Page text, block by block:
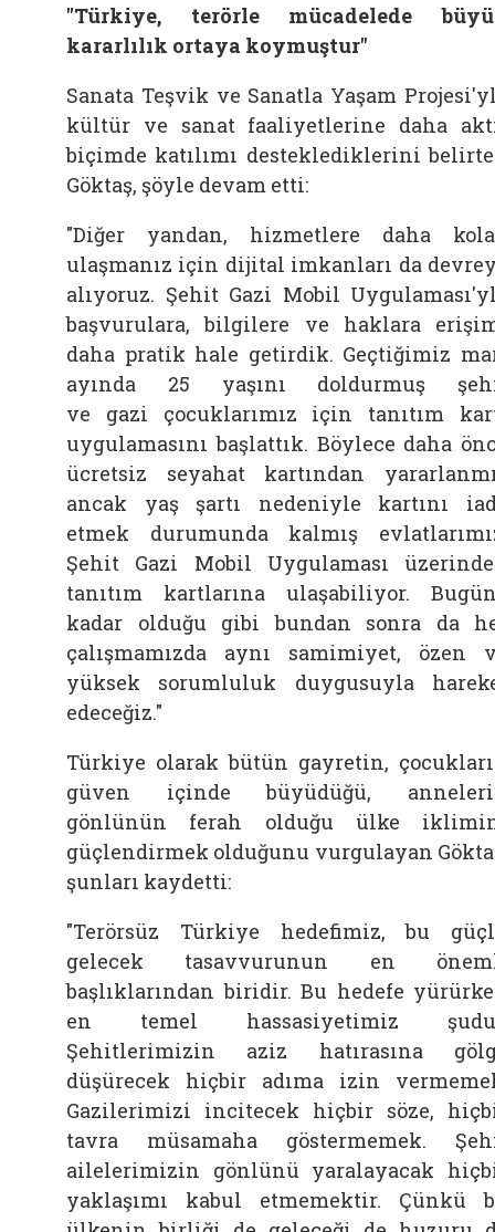
"Türkiye, terörle mücadelede
kararlılık ortaya koymuştur"
Sanata Teşvik ve Sanatla Yaşam
kültür ve sanat faaliyetlerine daha
biçimde katılımı desteklediklerini
Göktaş, şöyle devam etti:
"Diğer yandan, hizmetlere daha
ulaşmanız için dijital imkanları da
alıyoruz. Şehit Gazi Mobil
başvurulara, bilgilere ve haklara
daha pratik hale getirdik. Geçtiğimiz
ayında 25 yaşını doldurmuş
ve
gazi
çocuklarımız için tanıtım
uygulamasını başlattık. Böylece daha
ücretsiz seyahat kartından
ancak yaş şartı nedeniyle kartını
etmek durumunda kalmış
Şehit
Gazi
Mobil Uygulaması
tanıtım kartlarına ulaşabiliyor.
kadar olduğu gibi bundan sonra da
çalışmamızda aynı samimiyet, özen
yüksek sorumluluk duygusuyla
edeceğiz."
Türkiye olarak bütün gayretin,
güven içinde büyüdüğü,
gönlünün ferah olduğu ülke
güçlendirmek olduğunu vurgulayan
şunları kaydetti:
"Terörsüz Türkiye hedefimiz, bu
gelecek tasavvurunun en
başlıklarından biridir. Bu hedefe
en temel hassasiyetimiz
Şehitlerimizin aziz hatırasına
düşürecek hiçbir adıma izin
Gazilerimizi incitecek hiçbir söze,
tavra müsamaha göstermemek.
ailelerimizin gönlünü yaralayacak
yaklaşımı kabul etmemektir. Çünkü